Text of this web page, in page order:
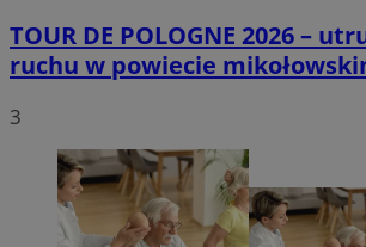
TOUR DE POLOGNE 2026 –
ruchu w powiecie
3